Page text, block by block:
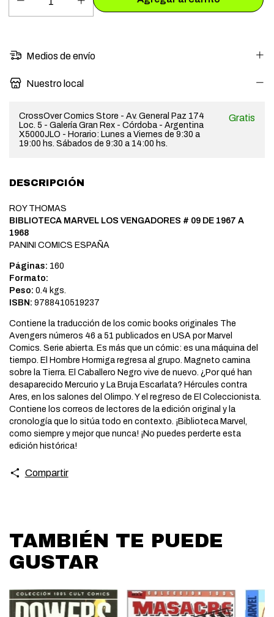
Medios de envío
Nuestro local
CrossOver Comics Store - Av. General Paz 174
Loc. 5 - Galería Gran Rex - Córdoba - Argentina
X5000JLO - Horario: Lunes a Viernes de 9:30 a
19:00 hs. Sábados de 9:30 a 14:00 hs.
Gratis
DESCRIPCIÓN
ROY THOMAS
BIBLIOTECA MARVEL LOS VENGADORES # 09 DE 1967 A
1968
PANINI COMICS ESPAÑA
Páginas: 160
Formato:
Peso: 0.4 kgs.
ISBN: 9788410519237
Contiene la traducción de los comic books originales The
Avengers números 46 a 51 publicados en USA por Marvel
Comics. Serie abierta. Es más que un cómic: es una máquina del
tiempo. El Hombre Hormiga regresa al grupo. Magneto camina
sobre la Tierra. El Caballero Negro vive de nuevo. ¿Por qué han
desaparecido Mercurio y La Bruja Escarlata? Hércules contra
Ares, en los salones del Olimpo. Y el regreso de El Coleccionista.
Contiene los correos de lectores de la edición original y la
cronología que lo sitúa todo en contexto. ¡Biblioteca Marvel,
como siempre y mejor que nunca! ¡No puedes perderte esta
edición histórica!
Compartir
TAMBIÉN TE PUEDE
GUSTAR